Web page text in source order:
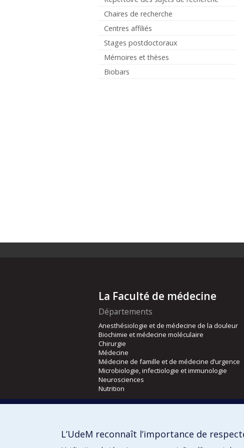
Chaires de recherche
Centres affiliés
Stages postdoctoraux
Mémoires et thèses
Biobars
La Faculté de médecine
Départements
Anesthésiologie et de médecine de la douleur
Biochimie et médecine moléculaire
Chirurgie
Médecine
Médecine de famille et de médecine d’urgence
Microbiologie, infectiologie et immunologie
Neurosciences
Nutrition
Orthophonie et audiologie
L’UdeM reconnaît l’importance de